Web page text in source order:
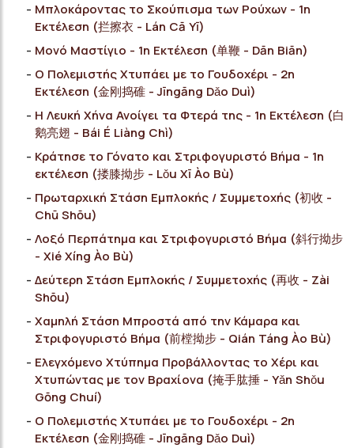
Μπλοκάροντας το Σκούπισμα των Ρούχων - 1η
Εκτέλεση (拦擦衣 - Lán Cā Yī)
Μονό Μαστίγιο - 1η Εκτέλεση (单鞭 - Dān Biān)
Ο Πολεμιστής Χτυπάει με το Γουδοχέρι - 2η
Εκτέλεση (金刚捣碓 - Jīngāng Dǎo Duì)
Η Λευκή Χήνα Ανοίγει τα Φτερά της - 1η Εκτέλεση (白
鹅亮翅 - Bái É Liàng Chì)
Κράτησε το Γόνατο και Στριφογυριστό Βήμα - 1η
εκτέλεση (搂膝拗步 - Lǒu Xī Ào Bù)
Πρωταρχική Στάση Εμπλοκής / Συμμετοχής (初收 -
Chū Shōu)
Λοξό Περπάτημα και Στριφογυριστό Βήμα (斜行拗步
- Xié Xíng Ào Bù)
Δεύτερη Στάση Εμπλοκής / Συμμετοχής (再收 - Ζài
Shōu)
Χαμηλή Στάση Μπροστά από την Κάμαρα και
Στριφογυριστό Βήμα (前樘拗步 - Qián Táng Ào Bù)
Ελεγχόμενο Χτύπημα Προβάλλοντας το Χέρι και
Χτυπώντας με τον Βραχίονα (掩手肱捶 - Yǎn Shǒu
Gōng Chuí)
Ο Πολεμιστής Χτυπάει με το Γουδοχέρι - 2η
Εκτέλεση (金刚捣碓 - Jīngāng Dǎo Duì)